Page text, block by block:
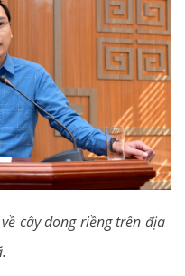
cây dong riềng trên địa